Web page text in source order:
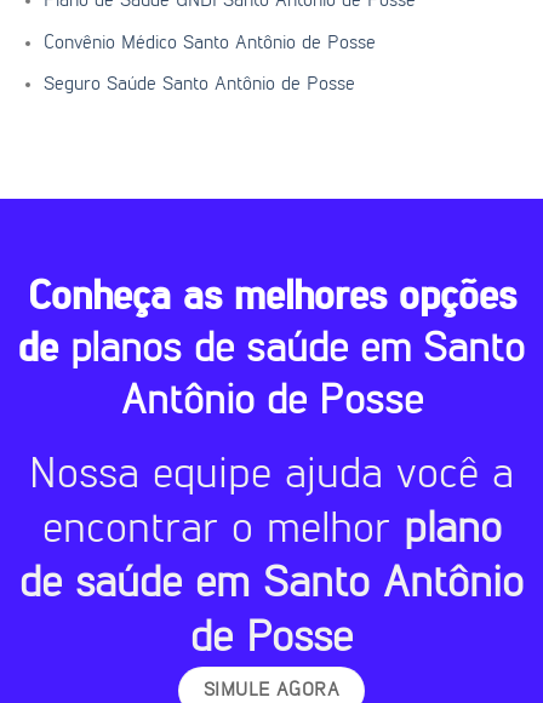
Convênio Médico Santo Antônio de Posse
Seguro Saúde Santo Antônio de Posse
Conheça as melhores opções
de planos de saúde em Santo
Antônio de Posse
Nossa equipe ajuda você a
encontrar o melhor plano
de saúde em Santo Antônio
de Posse
SIMULE AGORA